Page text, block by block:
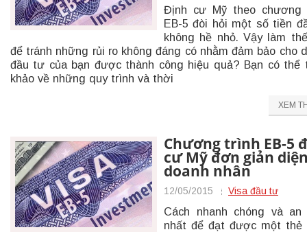
Định cư Mỹ theo chương
EB-5 đòi hỏi một số tiền
không hề nhỏ. Vậy làm
để tránh những rủi ro không đáng có nhằm đảm bảo cho
đầu tư của bạn được thành công hiệu quả? Bạn có thể
khảo về những quy trình và thời
XEM
Chương trình EB-5
cư Mỹ đơn giản
doanh nhân
12/05/2015 Visa đầu tư
Cách nhanh chóng và an
nhất để đạt được một thẻ